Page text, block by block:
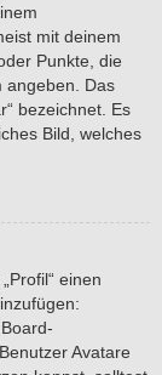
mit deinem
Punkte, die
angeben. Das
bezeichnet. Es
Bild, welches
einen
Avatare